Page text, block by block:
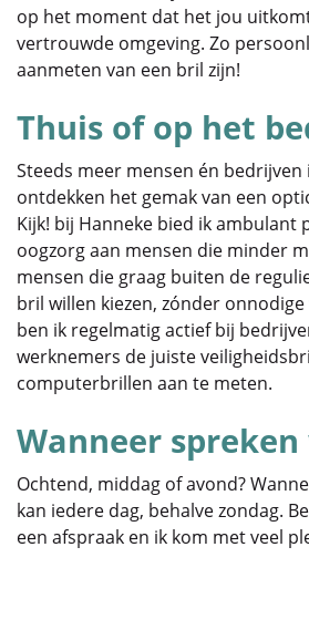
op het moment dat het jou
vertrouwde omgeving. Zo
aanmeten van een bril zijn!
Thuis of op het
Steeds meer mensen én bedrijven
ontdekken het gemak van een
Kijk! bij Hanneke bied ik ambulant
oogzorg aan mensen die minder
mensen die graag buiten de
bril willen kiezen, zónder
ben ik regelmatig actief bij
werknemers de juiste
computerbrillen aan te meten.
Wanneer spreken
Ochtend, middag of avond?
kan iedere dag, behalve zondag.
een afspraak en ik kom met veel